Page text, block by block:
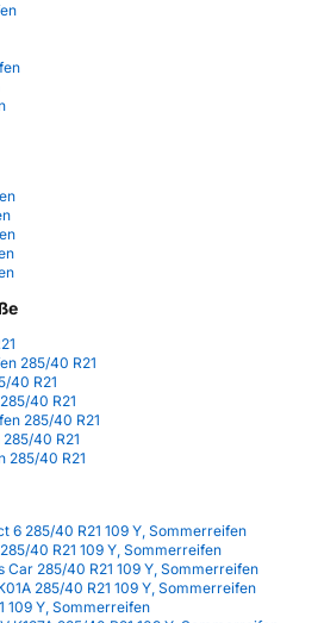
285/40 R21
40 R21
40 R21
285/40 R21
40 R21
285/40 R21
6 285/40 R21 109 Y, Sommerreifen
40 R21 109 Y, Sommerreifen
Car 285/40 R21 109 Y, Sommerreifen
285/40 R21 109 Y, Sommerreifen
109 Y, Sommerreifen